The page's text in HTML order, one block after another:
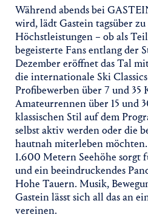
Während abends bei
wird, lädt Gastein tagsüber
Höchstleistungen – ob als
begeisterte Fans entlang der
Dezember eröffnet das Tal
die internationale Ski
Profibewerben über 7 und 35
Amateurrennen über 15 und
klassischen Stil auf dem
selbst aktiv werden oder die
hautnah miterleben
1.600 Metern Seehöhe sorgt
und ein beeindruckendes
Hohe Tauern. Musik,
Gastein lässt sich all das an
vereinen.